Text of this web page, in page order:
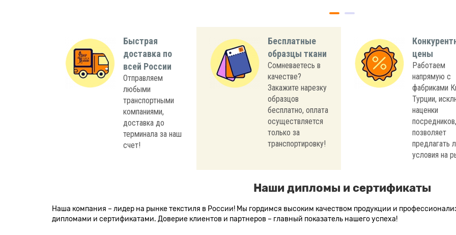
Быстрая
доставка по
всей России
Отправляем
любыми
транспортными
компаниями,
доставка до
терминала за наш
счет!
Бесплатные
образцы ткани
Сомневаетесь в
качестве?
Закажите нарезку
образцов
бесплатно, оплата
осуществляется
только за
транспортировку!
цены
Работаем
напрямую с
фабриками
Турции,
наценки
позволяет
предлагать
условия на
Наши дипломы и сертификаты
Наша компания – лидер на рынке текстиля в России! Мы гордимся высоким качеством продукции и
дипломами и сертификатами. Доверие клиентов и партнеров – главный показатель нашего успеха!